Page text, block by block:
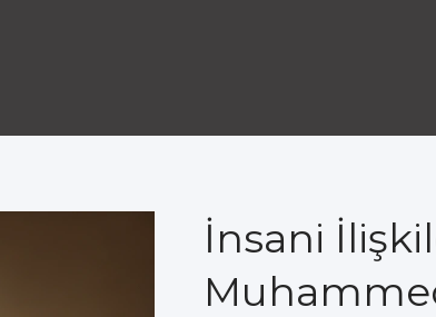
İnsani